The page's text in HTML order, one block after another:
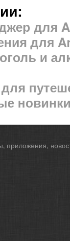
для
для
и
приложения,